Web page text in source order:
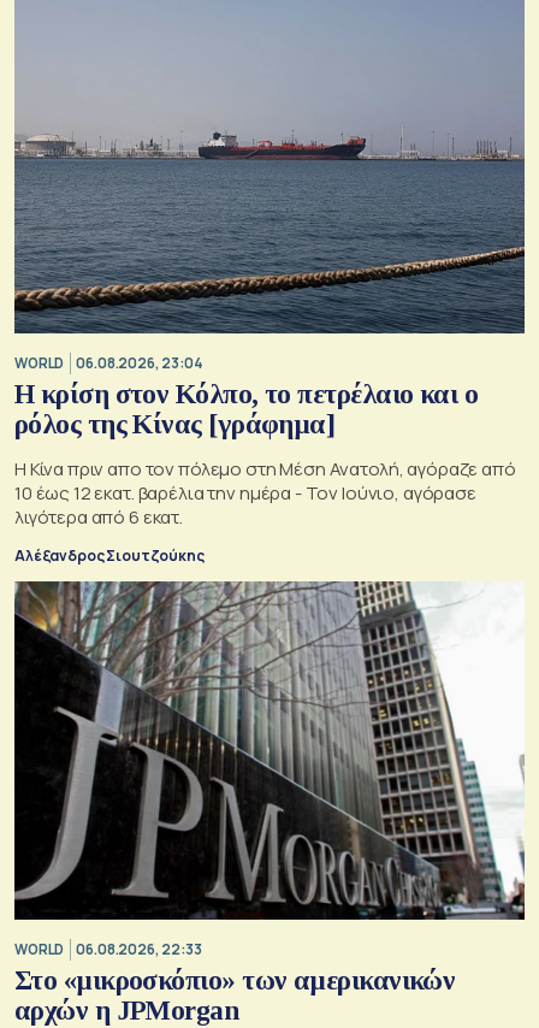
WORLD 06.08.2026, 23:04
Η κρίση στoν Κόλπο, το πετρέλαιο και ο
ρόλος της Κίνας [γράφημα]
Η Κίνα πριν απο τον πόλεμο στη Μέση Ανατολή, αγόραζε από
10 έως 12 εκατ. βαρέλια την ημέρα - Τον Ιούνιο, αγόρασε
λιγότερα από 6 εκατ.
Αλέξανδρος Σιουτζούκης
WORLD 06.08.2026, 22:33
Στο «μικροσκόπιο» των αμερικανικών
αρχών η JPMorgan